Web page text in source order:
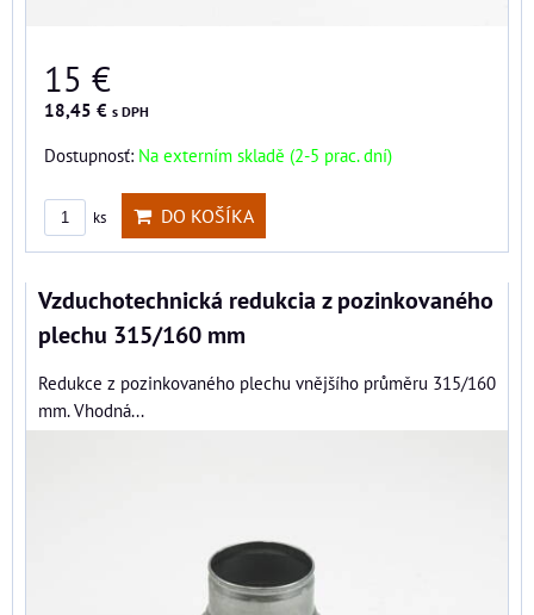
15 €
18,45 € s DPH
Dostupnosť: Na externím skladě (2-5 prac. dní)
ks DO KOŠÍKA
Vzduchotechnická redukcia z pozinkovaného
plechu 315/160 mm
Redukce z pozinkovaného plechu vnějšího průměru 315/160
mm. Vhodná...